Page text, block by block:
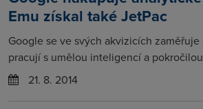
Emu získal také JetPac
Google se ve svých akvizicích zaměřuje
pracují s umělou inteligencí a
21. 8. 2014